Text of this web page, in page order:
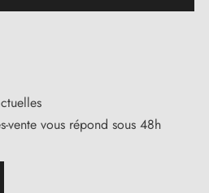
vente vous répond sous 48h